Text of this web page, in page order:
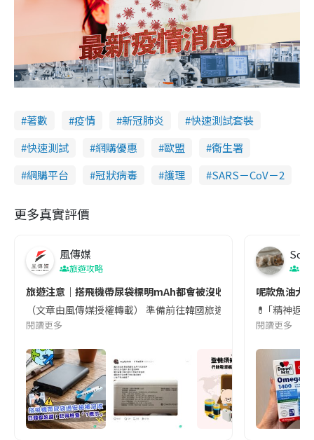
著數 疫情 新冠肺炎
快速測試套裝
快速測試
網購優惠 歐盟
衞生署
網購平台
冠狀病毒 護理 SARS－CoV－2
更多真實評價
風傳媒
旅遊攻略
旅遊注意｜搭飛機帶尿袋標明mAh都會被沒收😱出發前切記檢查
（文章由風傳媒授權轉載） 準備前往韓國旅遊的民眾，近期要
閱讀更多
Soul
呢款魚油大
💊 ｢精神返
閱讀更多